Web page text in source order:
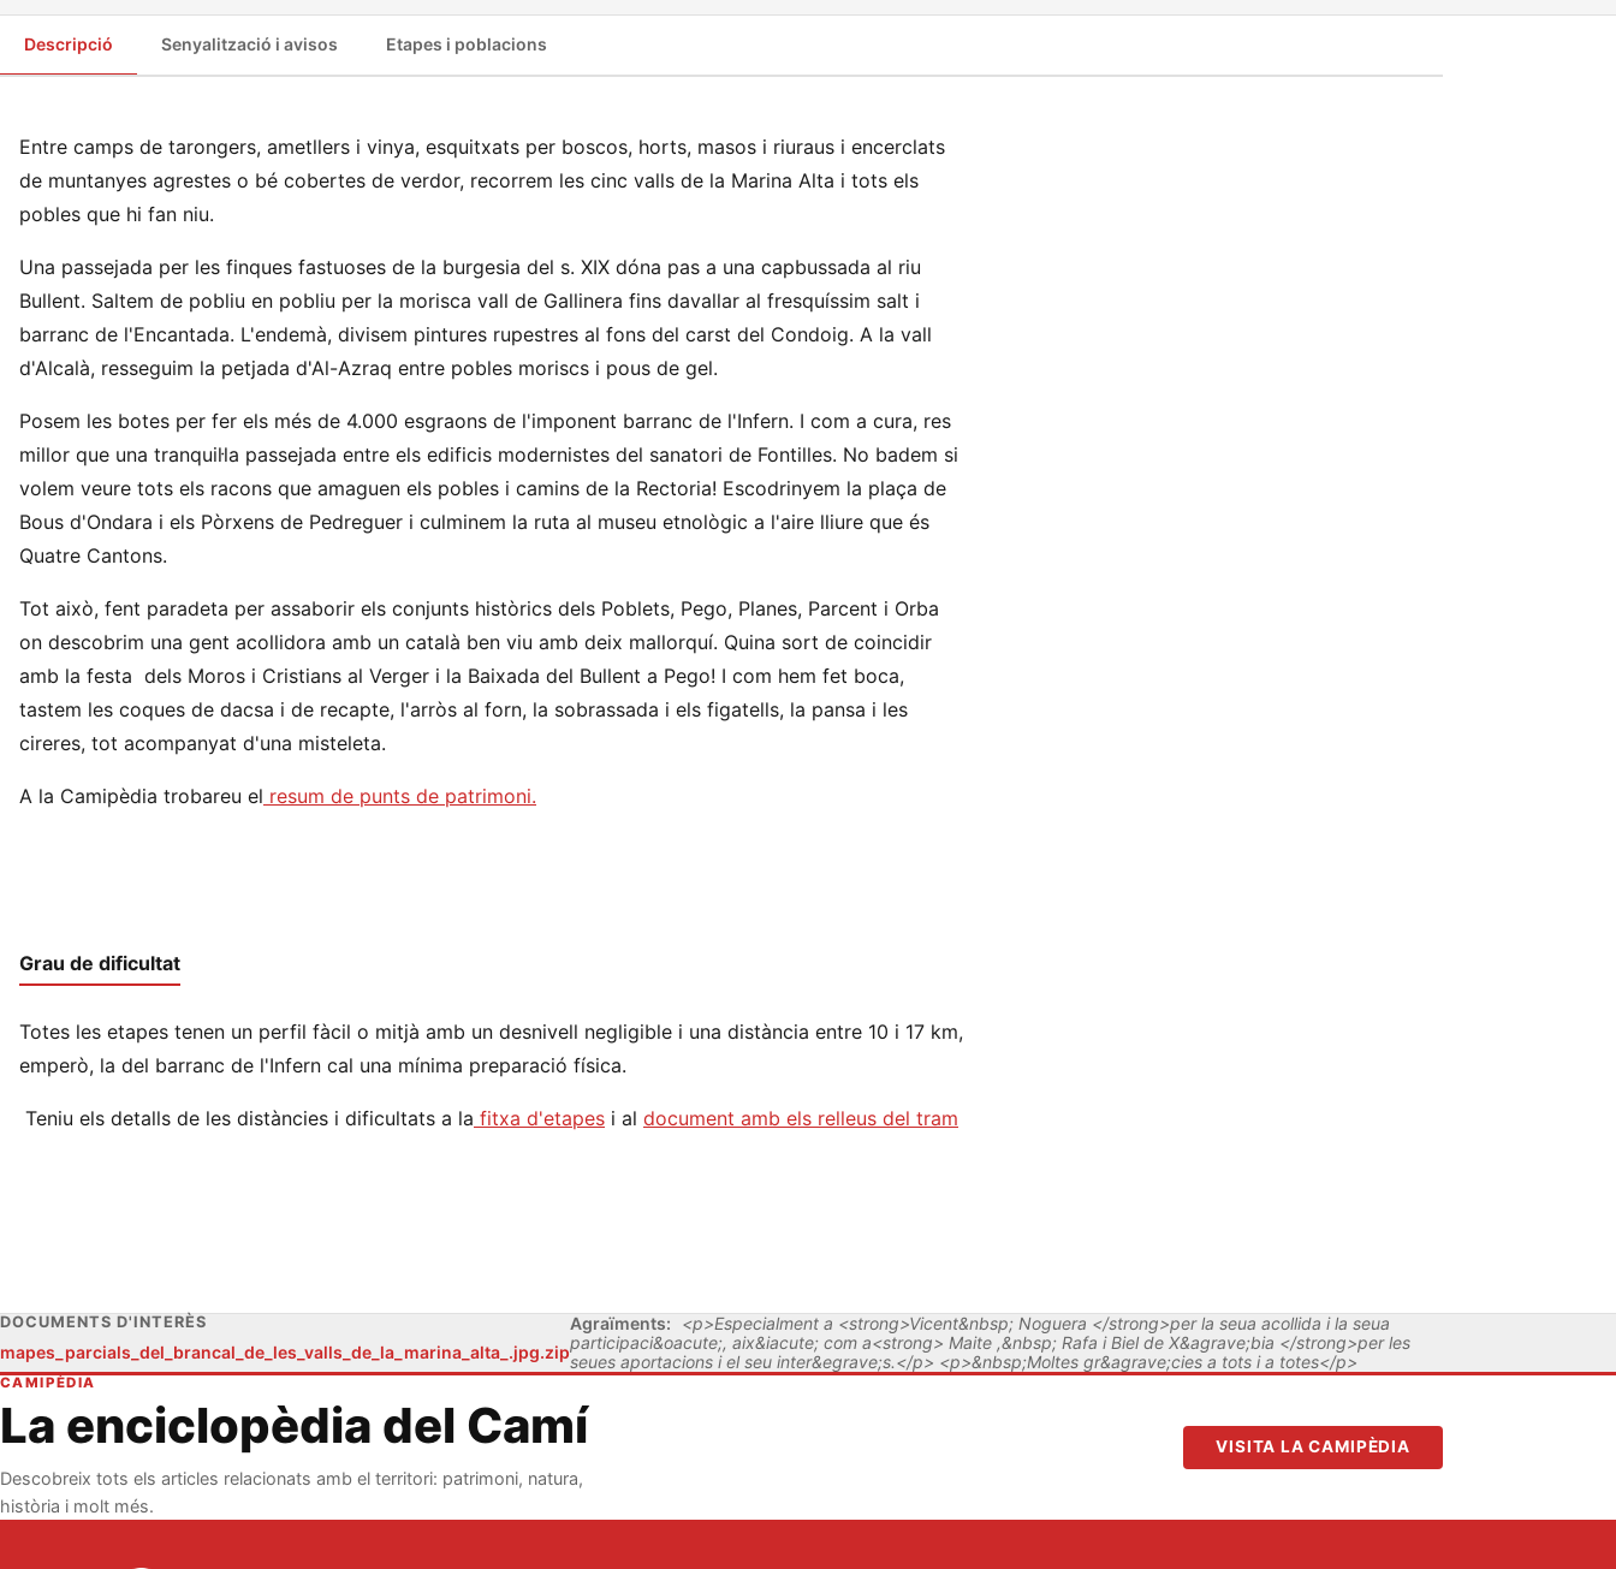
Descripció Senyalització i avisos Etapes i poblacions
Entre camps de tarongers, ametllers i vinya, esquitxats per boscos, horts, masos i riuraus i encerclats
de muntanyes agrestes o bé cobertes de verdor, recorrem les cinc valls de la Marina Alta i tots els
pobles que hi fan niu.
Una passejada per les finques fastuoses de la burgesia del s. XIX dóna pas a una capbussada al riu
Bullent. Saltem de pobliu en pobliu per la morisca vall de Gallinera fins davallar al fresquíssim salt i
barranc de l'Encantada. L'endemà, divisem pintures rupestres al fons del carst del Condoig. A la vall
d'Alcalà, resseguim la petjada d'Al-Azraq entre pobles moriscs i pous de gel.
Posem les botes per fer els més de 4.000 esgraons de l'imponent barranc de l'Infern. I com a cura, res
millor que una tranquil·la passejada entre els edificis modernistes del sanatori de Fontilles. No badem si
volem veure tots els racons que amaguen els pobles i camins de la Rectoria! Escodrinyem la plaça de
Bous d'Ondara i els Pòrxens de Pedreguer i culminem la ruta al museu etnològic a l'aire lliure que és
Quatre Cantons.
Tot això, fent paradeta per assaborir els conjunts històrics dels Poblets, Pego, Planes, Parcent i Orba
on descobrim una gent acollidora amb un català ben viu amb deix mallorquí. Quina sort de coincidir
amb la festa dels Moros i Cristians al Verger i la Baixada del Bullent a Pego! I com hem fet boca,
tastem les coques de dacsa i de recapte, l'arròs al forn, la sobrassada i els figatells, la pansa i les
cireres, tot acompanyat d'una misteleta.
A la Camipèdia trobareu el resum de punts de patrimoni.
Grau de dificultat
Totes les etapes tenen un perfil fàcil o mitjà amb un desnivell negligible i una distància entre 10 i 17 km,
emperò, la del barranc de l'Infern cal una mínima preparació física.
Teniu els detalls de les distàncies i dificultats a la fitxa d'etapes i al document amb els relleus del tram
DOCUMENTS D'INTERÈS
mapes_parcials_del_brancal_de_les_valls_de_la_marina_alta_.jpg.zip
Agraïments:
<p>Especialment a <strong>Vicent&nbsp; Noguera </strong>per la seua acollida i la seua
participaci&oacute;, aix&iacute; com a<strong> Maite ,&nbsp; Rafa i Biel de X&agrave;bia </strong>per les
seues aportacions i el seu inter&egrave;s.</p> <p>&nbsp;Moltes gr&agrave;cies a tots i a totes</p>
CAMIPÈDIA
La enciclopèdia del Camí
Descobreix tots els articles relacionats amb el territori: patrimoni, natura,
història i molt més.
VISITA LA CAMIPÈDIA